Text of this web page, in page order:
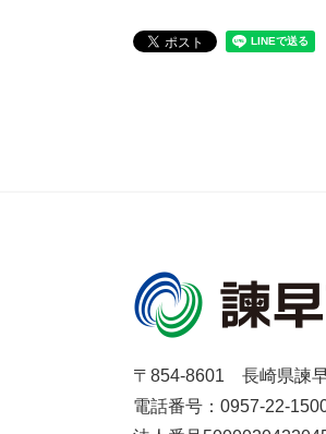
〒854-8601 長崎県諫
電話番号：0957-22-